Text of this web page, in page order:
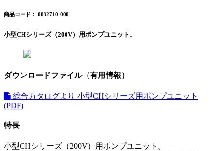
商品コード： 0082710-000
小型CHシリーズ（200V）用ポンプユニット。
ダウンロードファイル（有用情報）
総合カタログより 小型CHシリーズ用ポンプユニット
(PDF)
特長
小型CHシリーズ（200V）用ポンプユニット。